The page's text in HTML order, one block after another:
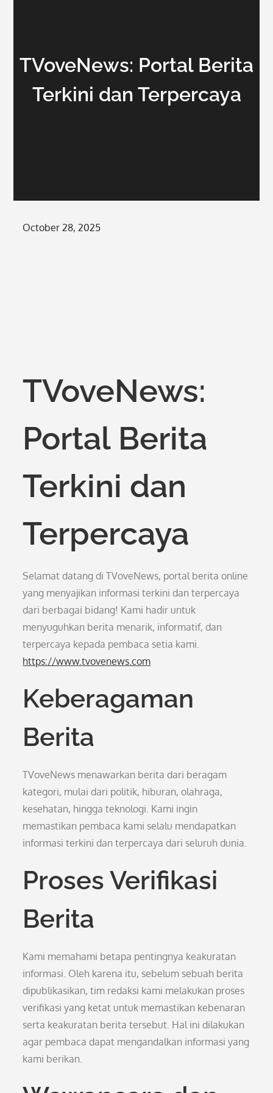
TVoveNews: Portal Berita
Terkini dan Terpercaya
Posted
October 28, 2025
TVoveNews:
Portal Berita
Terkini dan
Terpercaya
Selamat datang di TVoveNews, portal berita online
yang menyajikan informasi terkini dan terpercaya
dari berbagai bidang! Kami hadir untuk
menyuguhkan berita menarik, informatif, dan
terpercaya kepada pembaca setia kami.
https://www.tvovenews.com
Keberagaman
Berita
TVoveNews menawarkan berita dari beragam
kategori, mulai dari politik, hiburan, olahraga,
kesehatan, hingga teknologi. Kami ingin
memastikan pembaca kami selalu mendapatkan
informasi terkini dan terpercaya dari seluruh dunia.
Proses Verifikasi
Berita
Kami memahami betapa pentingnya keakuratan
informasi. Oleh karena itu, sebelum sebuah berita
dipublikasikan, tim redaksi kami melakukan proses
verifikasi yang ketat untuk memastikan kebenaran
serta keakuratan berita tersebut. Hal ini dilakukan
agar pembaca dapat mengandalkan informasi yang
kami berikan.